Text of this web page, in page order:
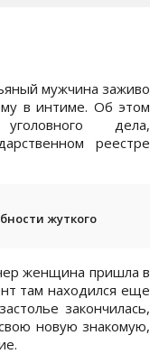
мужчина заживо
в интиме. Об этом
дела,
реестре
жуткого
женщина пришла в
там находился еще
закончилась,
новую знакомую,